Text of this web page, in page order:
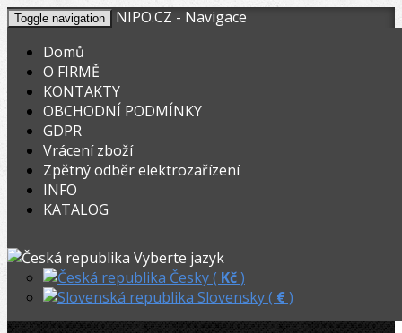
Toggle navigation
NIPO.CZ - Navigace
Domů
O FIRMĚ
KONTAKTY
OBCHODNÍ PODMÍNKY
GDPR
Vrácení zboží
Zpětný odběr elektrozařízení
INFO
KATALOG
Vyberte jazyk
Česky ( Kč)
Slovensky ( €)
V nákupním košíku máte0ks zboží.
Celkem:
Registrovat
OHYBACKY.NET »
Virax ohýbačka 5/8˝
Virax ohýbačka 5/8˝